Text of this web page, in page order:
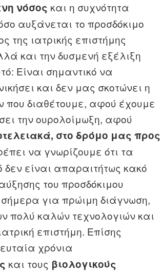
νόσος και η συχνότητα
αυξάνεται το προσδόκιμο
της ιατρικής επιστήμης
και την δυσμενή εξέλιξη
Είναι σημαντικό να
και δεν μας σκοτώνει η
που διαθέτουμε, αφού έχουμε
την ουρολοίμωξη, αφού
στο δρόμο μας προς
να γνωρίζουμε ότι τα
είναι απαραιτήτως κακό
του προσδόκιμου
για πρώιμη διάγνωση,
πολύ καλών τεχνολογιών και
επιστήμη. Επίσης
χρόνια
και τους βιολογικούς